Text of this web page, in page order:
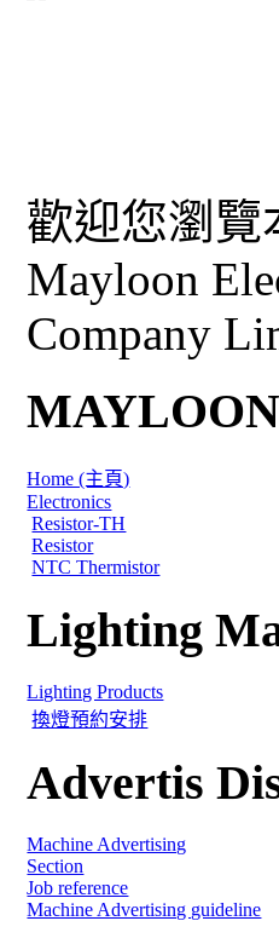
歡迎您瀏覽
Mayloon
Company
MAYLOON
Home (主頁)
Electronics
Resistor-TH
Resistor
NTC Thermistor
Lighting
Lighting Products
換燈預約安排
Advertis
Machine Advertising
Section
Job reference
Machine Advertising guideline